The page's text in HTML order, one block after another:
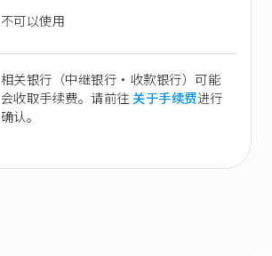
不可以使用
相关银行（中继银行·收款银行）可能
会收取手续费。请前往关于手续费进行
确认。